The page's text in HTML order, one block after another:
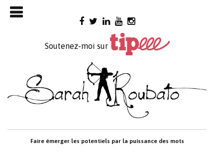
Skip
to
Soutenez-moi sur
Faire émerger les potentiels par la puissance des mots
